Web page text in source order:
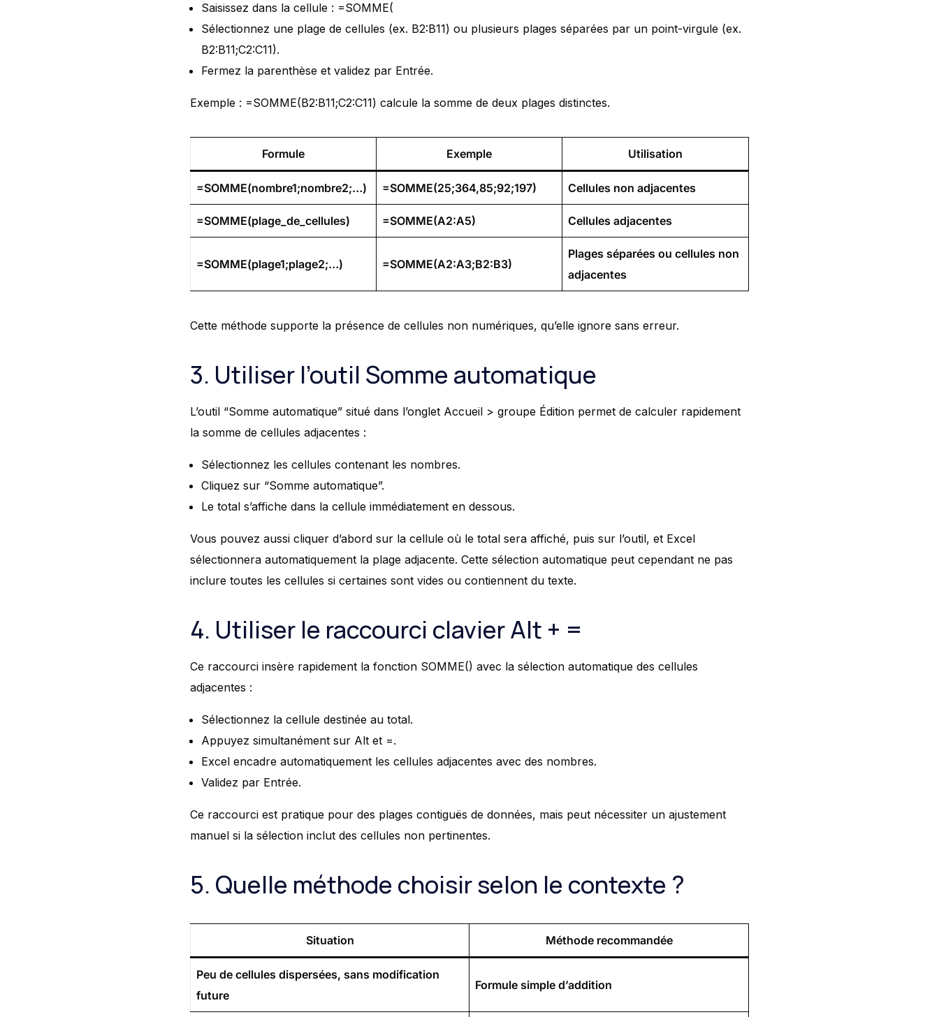
Saisissez dans la cellule : =SOMME(
Sélectionnez une plage de cellules (ex. B2:B11) ou plusieurs plages séparées par un point-virgule (ex.
B2:B11;C2:C11).
Fermez la parenthèse et validez par Entrée.
Exemple : =SOMME(B2:B11;C2:C11) calcule la somme de deux plages distinctes.
Formule Exemple Utilisation
=SOMME(nombre1;nombre2;…) =SOMME(25;364,85;92;197) Cellules non adjacentes
=SOMME(plage_de_cellules) =SOMME(A2:A5) Cellules adjacentes
=SOMME(plage1;plage2;…) =SOMME(A2:A3;B2:B3)
Plages séparées ou cellules non
adjacentes
Cette méthode supporte la présence de cellules non numériques, qu’elle ignore sans erreur.
3. Utiliser l’outil Somme automatique
L’outil “Somme automatique” situé dans l’onglet Accueil > groupe Édition permet de calculer rapidement
la somme de cellules adjacentes :
Sélectionnez les cellules contenant les nombres.
Cliquez sur “Somme automatique”.
Le total s’affiche dans la cellule immédiatement en dessous.
Vous pouvez aussi cliquer d’abord sur la cellule où le total sera affiché, puis sur l’outil, et Excel
sélectionnera automatiquement la plage adjacente. Cette sélection automatique peut cependant ne pas
inclure toutes les cellules si certaines sont vides ou contiennent du texte.
4. Utiliser le raccourci clavier Alt + =
Ce raccourci insère rapidement la fonction SOMME() avec la sélection automatique des cellules
adjacentes :
Sélectionnez la cellule destinée au total.
Appuyez simultanément sur Alt et =.
Excel encadre automatiquement les cellules adjacentes avec des nombres.
Validez par Entrée.
Ce raccourci est pratique pour des plages contiguës de données, mais peut nécessiter un ajustement
manuel si la sélection inclut des cellules non pertinentes.
5. Quelle méthode choisir selon le contexte ?
Situation Méthode recommandée
Peu de cellules dispersées, sans modification
future
Formule simple d’addition